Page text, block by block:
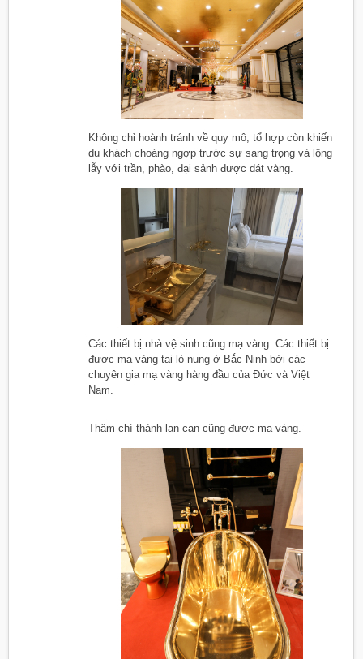
Không chỉ hoành tránh về quy mô, tổ hợp còn khiến
du khách choáng ngợp trước sự sang trọng và lộng
lẫy với trần, phào, đại sảnh được dát vàng.
Các thiết bị nhà vệ sinh cũng mạ vàng. Các thiết bị
được mạ vàng tại lò nung ở Bắc Ninh bởi các
chuyên gia mạ vàng hàng đầu của Đức và Việt
Nam.
Thậm chí thành lan can cũng được mạ vàng.